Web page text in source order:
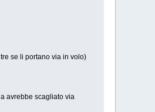
se li portano via in volo)
avrebbe scagliato via